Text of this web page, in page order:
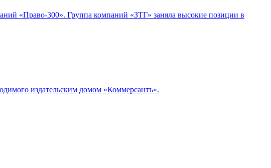
«Право-300». Группа компаний «ЗТГ» заняла высокие позиции в
издательским домом «Коммерсантъ».